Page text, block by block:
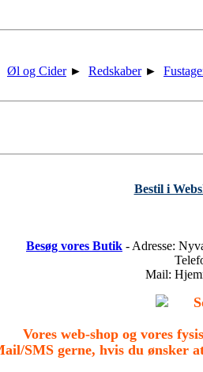
Øl og Cider ► Redskaber ►
Bestil i
Besøg vores Butik - Adresse:
Mail:
Vores web-shop og vores
SMS gerne, hvis du ønsker